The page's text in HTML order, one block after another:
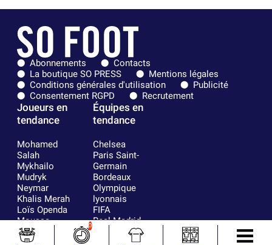
Abonnements
Contacts
La boutique SO PRESS
Mentions légales
Conditions générales d'utilisation
Publicité
Consentement RGPD
Recrutement
Joueurs en
tendance
Mohamed
Salah
Mykhailo
Mudryk
Neymar
Khalis Merah
Loïs Openda
Moussa
Niakhaté
Nicolás
Équipes en
tendance
Chelsea
Paris Saint-
Germain
Bordeaux
Olympique
lyonnais
FIFA
Real Madrid
RC Strasbourg
0